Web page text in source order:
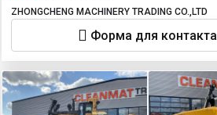
ZHONGCHENG MACHINERY TRADING CO.,LTD
Форма для контакта